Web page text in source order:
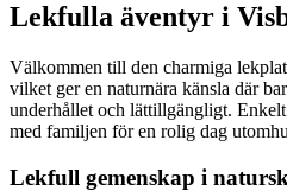
Lekfulla äventyr i
Välkommen till den charmiga
vilket ger en naturnära känsla där
underhållet och lättillgängligt.
med familjen för en rolig dag
Lekfull gemenskap i